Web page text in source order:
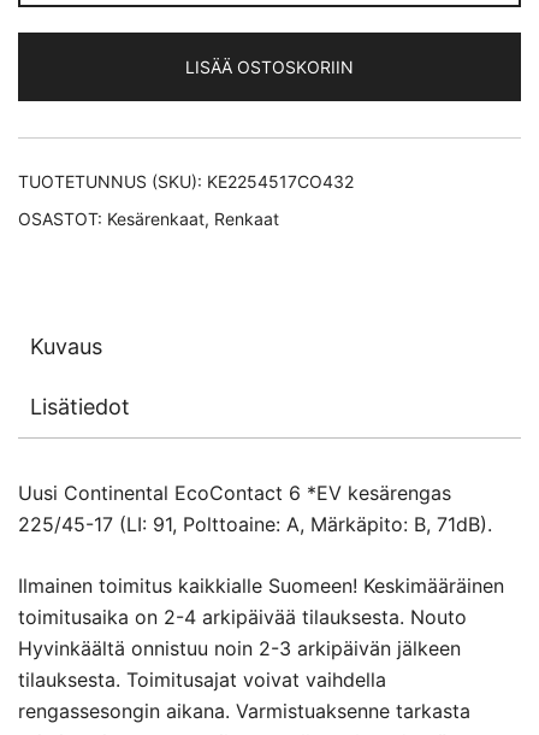
6 *EV
225/45-
17
määrä
LISÄÄ OSTOSKORIIN
TUOTETUNNUS (SKU): KE2254517CO432
OSASTOT: Kesärenkaat, Renkaat
Kuvaus
Lisätiedot
Uusi Continental EcoContact 6 *EV kesärengas
225/45-17 (LI: 91, Polttoaine: A, Märkäpito: B, 71dB).
Ilmainen toimitus kaikkialle Suomeen! Keskimääräinen
toimitusaika on 2-4 arkipäivää tilauksesta. Nouto
Hyvinkäältä onnistuu noin 2-3 arkipäivän jälkeen
tilauksesta. Toimitusajat voivat vaihdella
rengassesongin aikana. Varmistuaksenne tarkasta